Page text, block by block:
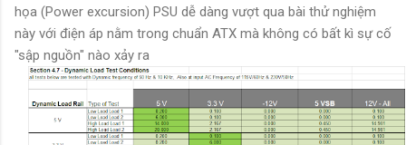
họa (Power excursion) PSU dễ dàng vượt qua bài thử nghiệm
này với điện áp nằm trong chuẩn ATX mà không có bất kì sự cố
"sập nguồn" nào xảy ra